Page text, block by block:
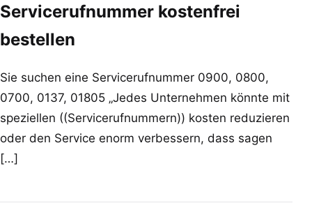
Servicerufnummer kostenfrei
bestellen
Sie suchen eine Servicerufnummer 0900, 0800,
0700, 0137, 01805 „Jedes Unternehmen könnte mit
speziellen ((Servicerufnummern)) kosten reduzieren
oder den Service enorm verbessern, dass sagen
[…]